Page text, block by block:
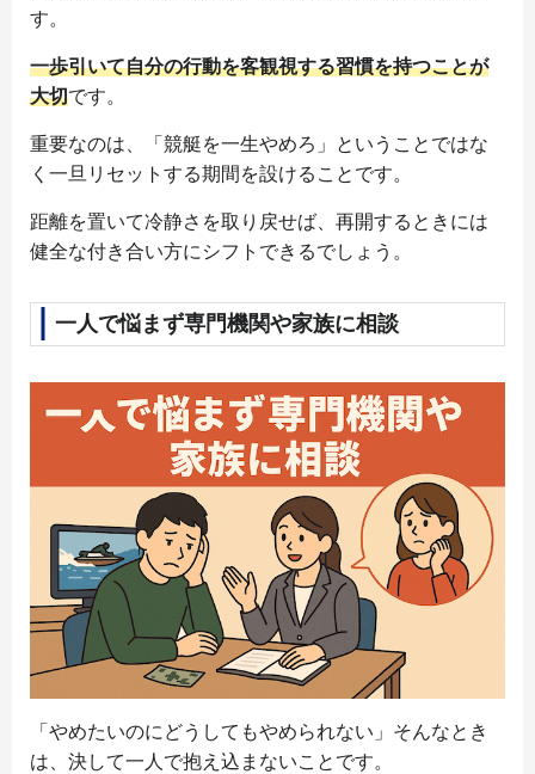
す。
一歩引いて自分の行動を客観視する習慣を持つことが
大切です。
重要なのは、「競艇を一生やめろ」ということではな
く一旦リセットする期間を設けることです。
距離を置いて冷静さを取り戻せば、再開するときには
健全な付き合い方にシフトできるでしょう。
一人で悩まず専門機関や家族に相談
「やめたいのにどうしてもやめられない」そんなとき
は、決して一人で抱え込まないことです。